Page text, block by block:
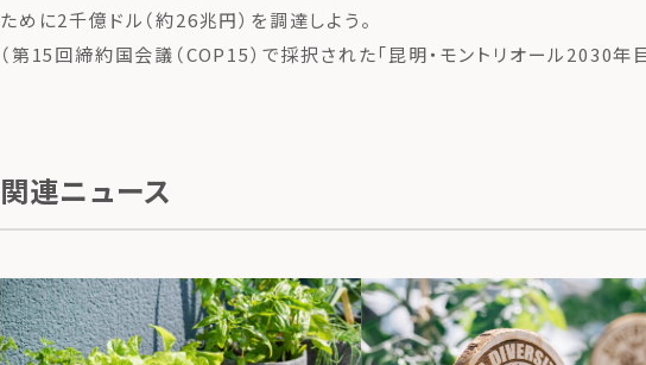
ために2千億ドル（約26兆円）を調達しよう。
（第15回締約国会議（COP15）で採択された「昆明・モントリオール2030年目
関連ニュース